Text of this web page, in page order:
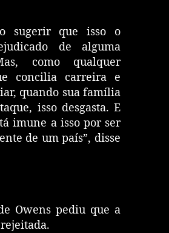
sugerir que isso o
de alguma
como qualquer
concilia carreira e
quando sua família
isso desgasta. E
imune a isso por ser
de um país”, disse
Owens pediu que a
rejeitada.